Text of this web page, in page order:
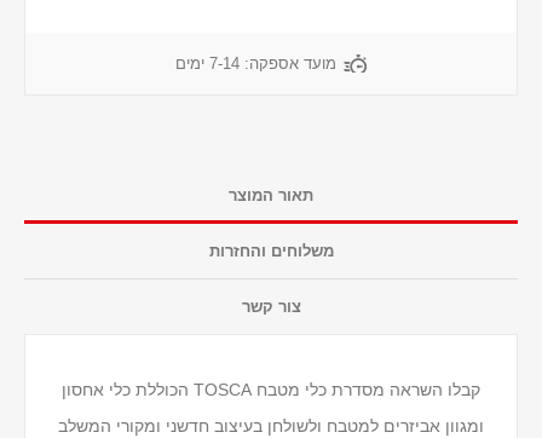
מועד אספקה: 7-14 ימים
תאור המוצר
משלוחים והחזרות
צור קשר
קבלו השראה מסדרת כלי מטבח TOSCA הכוללת כלי אחסון
ומגוון אביזרים למטבח ולשולחן בעיצוב חדשני ומקורי המשלב